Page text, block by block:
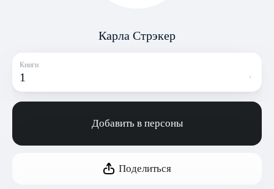
Карла Стрэкер
Книги
1
Добавить в персоны
Поделиться